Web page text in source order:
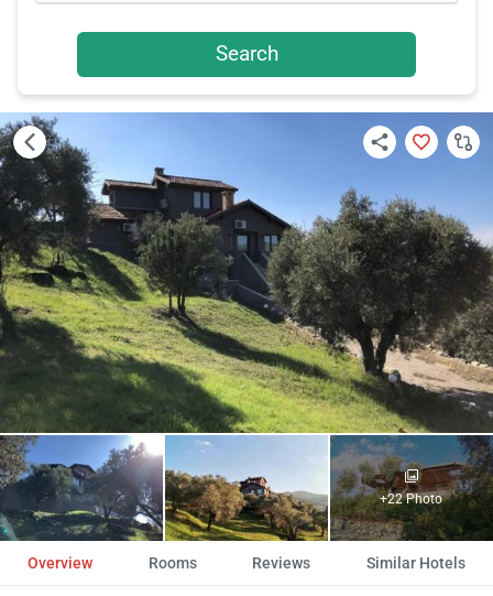
Search
+22 Photo
Overview Rooms Reviews Similar Hotels